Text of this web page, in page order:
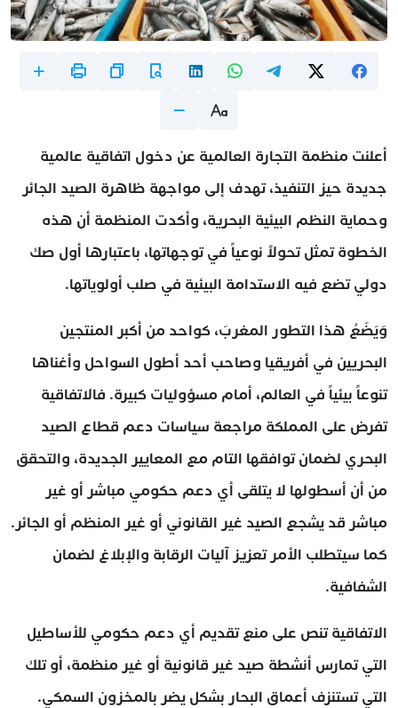
أعلنت منظمة التجارة العالمية عن دخول اتفاقية عالمية
جديدة حيز التنفيذ، تهدف إلى مواجهة ظاهرة الصيد الجائر
وحماية النظم البيئية البحرية، وأكدت المنظمة أن هذه
الخطوة تمثل تحولاً نوعياً في توجهاتها، باعتبارها أول صك
دولي تضع فيه الاستدامة البيئية في صلب أولوياتها.
وَيَضَعُ هذا التطور المغربَ، كواحد من أكبر المنتجين
البحريين في أفريقيا وصاحب أحد أطول السواحل وأغناها
تنوعاً بيئياً في العالم، أمام مسؤوليات كبيرة. فالاتفاقية
تفرض على المملكة مراجعة سياسات دعم قطاع الصيد
البحري لضمان توافقها التام مع المعايير الجديدة، والتحقق
من أن أسطولها لا يتلقى أي دعم حكومي مباشر أو غير
مباشر قد يشجع الصيد غير القانوني أو غير المنظم أو الجائر.
كما سيتطلب الأمر تعزيز آليات الرقابة والإبلاغ لضمان
الشفافية.
الاتفاقية تنص على منع تقديم أي دعم حكومي للأساطيل
التي تمارس أنشطة صيد غير قانونية أو غير منظمة، أو تلك
التي تستنزف أعماق البحار بشكل يضر بالمخزون السمكي.